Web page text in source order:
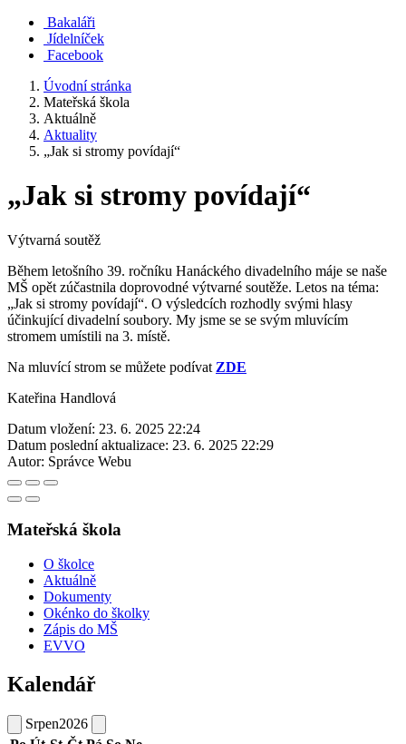
Bakaláři
Jídelníček
Facebook
Úvodní stránka
Mateřská škola
Aktuálně
Aktuality
„Jak si stromy povídají“
„Jak si stromy povídají“
Výtvarná soutěž
Během letošního 39. ročníku Hanáckého divadelního máje se naše
MŠ opět zúčastnila doprovodné výtvarné soutěže. Letos na téma:
„Jak si stromy povídají“. O výsledcích rozhodly svými hlasy
účinkující divadelní soubory. My jsme se se svým mluvícím
stromem umístili na 3. místě.
Na mluvící strom se můžete podívat ZDE
Kateřina Handlová
Datum vložení: 23. 6. 2025 22:24
Datum poslední aktualizace: 23. 6. 2025 22:29
Autor: Správce Webu
Mateřská škola
O školce
Aktuálně
Dokumenty
Okénko do školky
Zápis do MŠ
EVVO
Kalendář
Srpen2026